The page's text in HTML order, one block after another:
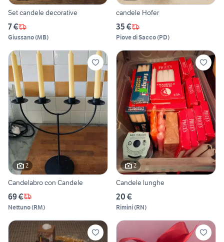
Set candele decorative
7 €
Giussano(MB)
candele Hofer
35 €
Piove di Sacco(PD)
2
Candelabro con Candele
69 €
Nettuno(RM)
2
Candele lunghe
20 €
Rimini(RN)